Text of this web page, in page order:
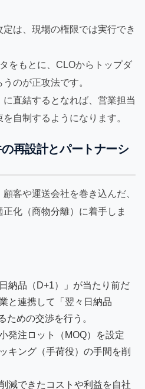
は、現場の権限では実行でき
をもとに、CLOからトップダ
のが正攻法です。
直結するとなれば、営業担当
自制するようになります。
再設計とパートナーシ
客や運送会社を巻き込んだ、
化（商物分離）に着手しま
納品（D+1）」が当たり前だ
と連携して「翌々日納品
ための交渉を行う。
発注ロット（MOQ）を設定
キング（手荷役）の手間を削
減できたコストや利益を自社